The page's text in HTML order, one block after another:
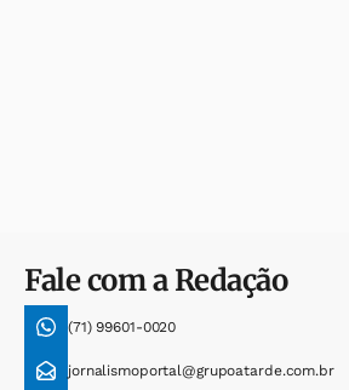
Fale com a Redação
(71) 99601-0020
jornalismoportal@grupoatarde.com.br